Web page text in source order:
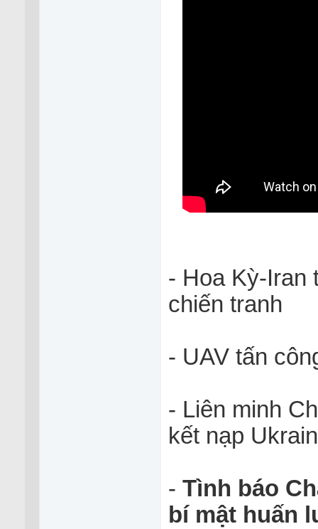
- Hoa Kỳ-Iran
chiến tranh
- UAV tấn
- Liên minh
kết nạp
- Tình báo
bí mật huấn